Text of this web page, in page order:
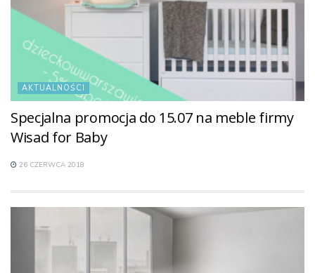
AKTUALNOŚCI
Specjalna promocja do 15.07 na meble firmy
Wisad for Baby
26 CZERWCA 2018